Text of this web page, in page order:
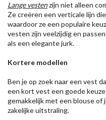
Lange vestenzijn niet alleen
Ze creëren een verticale lijn
waardoor ze een populaire
vesten zijn veelzijdig en
als een elegante jurk.
Kortere modellen
Ben je op zoek naar een vest
een kort vest een goede
gemakkelijk met een blouse of
zakelijke uitstraling.